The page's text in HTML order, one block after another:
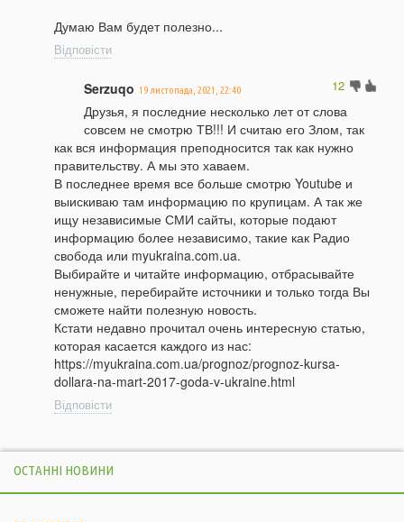
Думаю Вам будет полезно...
Відповісти
12
Serzuqo 19 листопада, 2021, 22:40
Друзья, я последние несколько лет от слова
совсем не смотрю ТВ!!! И считаю его Злом, так
как вся информация преподносится так как нужно
правительству. А мы это хаваем.
В последнее время все больше смотрю Youtube и
выискиваю там информацию по крупицам. А так же
ищу независимые СМИ сайты, которые подают
информацию более независимо, такие как Радио
свобода или myukraina.com.ua.
Выбирайте и читайте информацию, отбрасывайте
ненужные, перебирайте источники и только тогда Вы
сможете найти полезную новость.
Кстати недавно прочитал очень интересную статью,
которая касается каждого из нас:
https://myukraina.com.ua/prognoz/prognoz-kursa-
dollara-na-mart-2017-goda-v-ukraine.html
Відповісти
ОСТАННІ НОВИНИ